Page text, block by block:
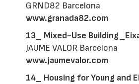
GRND82 Barcelona
www.granada82.com
13_ Mixed-Use
JAUME VALOR Barcelona
www.jaumevalor.com
14_ Housing for Young and